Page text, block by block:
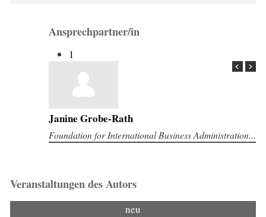
Ansprechpartner/in
1
Janine Grobe-Rath
Foundation for International Business Administration...
Veranstaltungen des Autors
neu